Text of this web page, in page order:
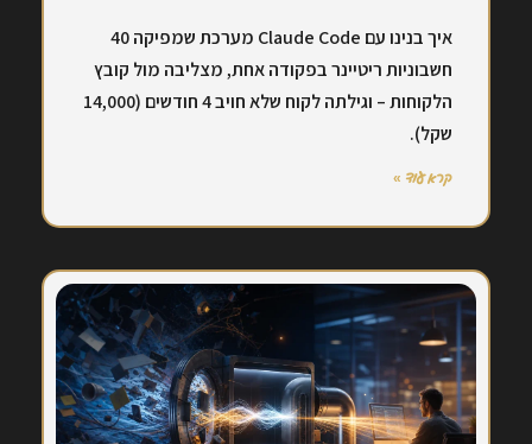
איך בנינו עם Claude Code מערכת שמפיקה 40
חשבוניות ריטיינר בפקודה אחת, מצליבה מול קובץ
הלקוחות – וגילתה לקוח שלא חויב 4 חודשים (14,000
שקל).
קרא עוד »